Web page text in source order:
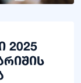
2025